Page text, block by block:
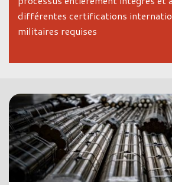
différentes certifications
militaires requises